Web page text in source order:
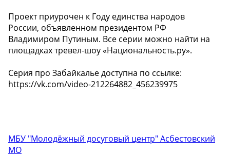
Проект приурочен к Году единства народов
России, объявленном президентом РФ
Владимиром Путиным. Все серии можно найти на
площадках тревел-шоу «Национальность.ру».
Серия про Забайкалье доступна по ссылке:
https://vk.com/video-212264882_456239975
МБУ "Молодёжный досуговый центр" Асбестовский
МО